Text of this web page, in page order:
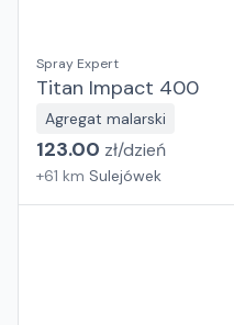
Spray Expert
Titan Impact 400
Agregat malarski
123.00 zł/dzień
+61 km Sulejówek